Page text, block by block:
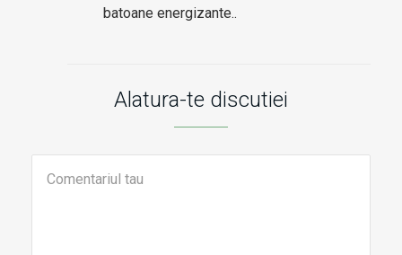
batoane energizante..
Alatura-te discutiei